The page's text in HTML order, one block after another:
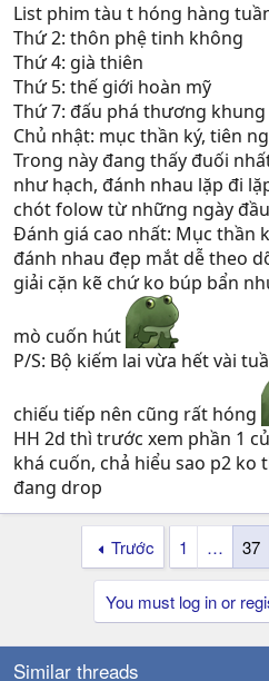
List phim tàu t hóng hàng
Thứ 2: thôn phệ tinh không
Thứ 4: già thiên
Thứ 5: thế giới hoàn mỹ
Thứ 7: đấu phá thương khung
Chủ nhật: mục thần ký, tiên
Trong này đang thấy đuối
như hạch, đánh nhau lặp đi
chót folow từ những ngày
Đánh giá cao nhất: Mục thần
đánh nhau đẹp mắt dễ theo
giải cặn kẽ chứ ko búp bẩn
mò cuốn hút
P/S: Bộ kiếm lai vừa hết vài
chiếu tiếp nên cũng rất hóng
HH 2d thì trước xem phần 1
khá cuốn, chả hiểu sao p2 ko
đang drop
Trước 1 … 37
You must log in or
Similar threads